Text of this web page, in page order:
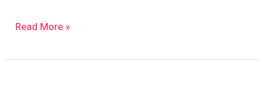
Read More »